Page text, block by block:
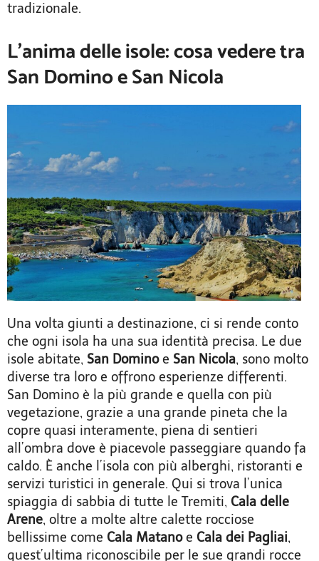
tradizionale.
L’anima delle isole: cosa vedere tra
San Domino e San Nicola
Una volta giunti a destinazione, ci si rende conto
che ogni isola ha una sua identità precisa. Le due
isole abitate, San Dominoe San Nicola, sono molto
diverse tra loro e offrono esperienze differenti.
San Domino è la più grande e quella con più
vegetazione, grazie a una grande pineta che la
copre quasi interamente, piena di sentieri
all’ombra dove è piacevole passeggiare quando fa
caldo. È anche l’isola con più alberghi, ristoranti e
servizi turistici in generale. Qui si trova l’unica
spiaggia di sabbia di tutte le Tremiti, Cala delle
Arene, oltre a molte altre calette rocciose
bellissime come Cala Matanoe Cala dei Pagliai,
quest’ultima riconoscibile per le sue grandi rocce